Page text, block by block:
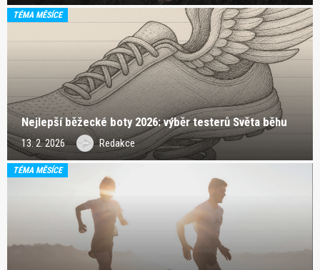
TÉMA MĚSÍCE
Nejlepší běžecké boty 2026: výběr testerů Světa běhu
13. 2. 2026 Redakce
TÉMA MĚSÍCE